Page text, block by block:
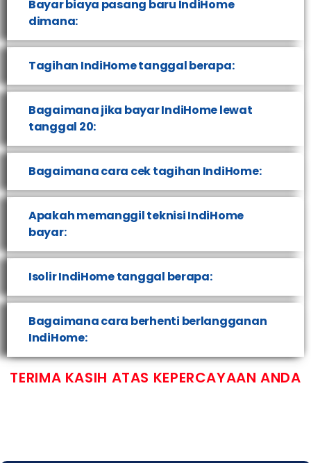
Bayar biaya pasang baru IndiHome
dimana:
Tagihan IndiHome tanggal berapa:
Bagaimana jika bayar IndiHome lewat
tanggal 20:
Bagaimana cara cek tagihan IndiHome:
Apakah memanggil teknisi IndiHome
bayar:
Isolir IndiHome tanggal berapa:
Bagaimana cara berhenti berlangganan
IndiHome:
TERIMA KASIH ATAS KEPERCAYAAN ANDA